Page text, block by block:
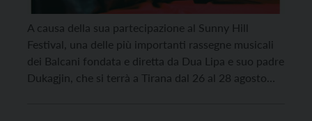
A causa della sua partecipazione al Sunny Hill
Festival, una delle più importanti rassegne musicali
dei Balcani fondata e diretta da Dua Lipa e suo padre
Dukagjin, che si terrà a Tirana dal 26 al 28 agosto